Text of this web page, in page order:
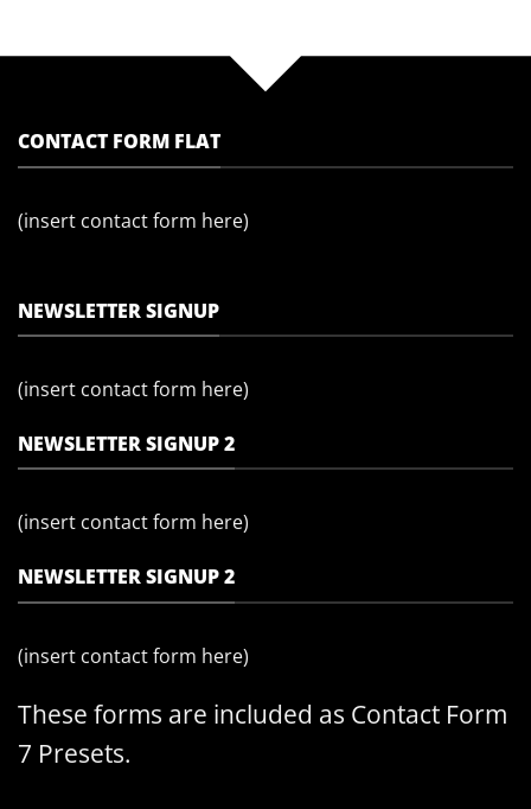
CONTACT FORM FLAT
(insert contact form here)
NEWSLETTER SIGNUP
(insert contact form here)
NEWSLETTER SIGNUP 2
(insert contact form here)
NEWSLETTER SIGNUP 2
(insert contact form here)
These forms are included as Contact Form
7 Presets.